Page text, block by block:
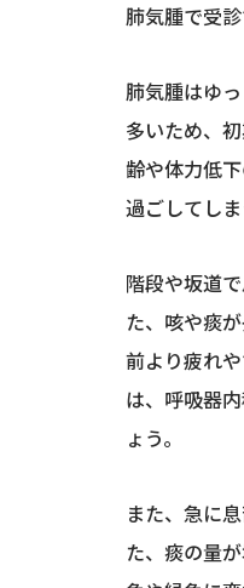
肺気腫で受
肺気腫はゆ
多いため、
齢や体力低
過ごしてしま
階段や坂道
た、咳や痰
前より疲れ
は、呼吸器
ょう。
また、急に
た、痰の量